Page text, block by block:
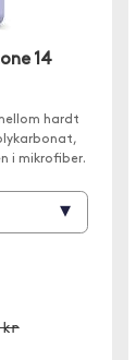
14
hardt
i mikrofiber.
▾
kr